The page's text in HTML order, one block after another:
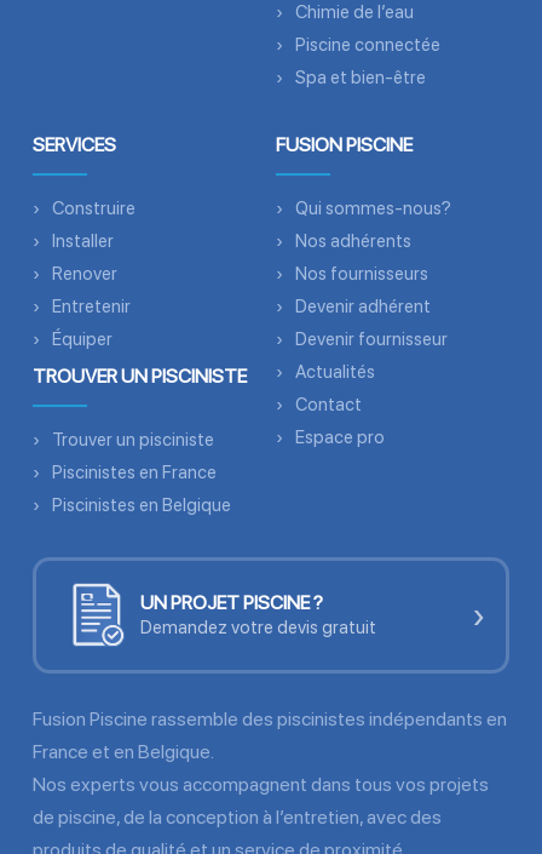
Chimie de l’eau
Piscine connectée
Spa et bien-être
SERVICES
Construire
Installer
Renover
Entretenir
Équiper
TROUVER UN PISCINISTE
Trouver un pisciniste
Piscinistes en France
Piscinistes en Belgique
FUSION PISCINE
Qui sommes-nous?
Nos adhérents
Nos fournisseurs
Devenir adhérent
Devenir fournisseur
Actualités
Contact
Espace pro
UN PROJET PISCINE ?
Demandez votre devis gratuit ›
Fusion Piscine rassemble des piscinistes indépendants en
France et en Belgique.
Nos experts vous accompagnent dans tous vos projets
de piscine, de la conception à l’entretien, avec des